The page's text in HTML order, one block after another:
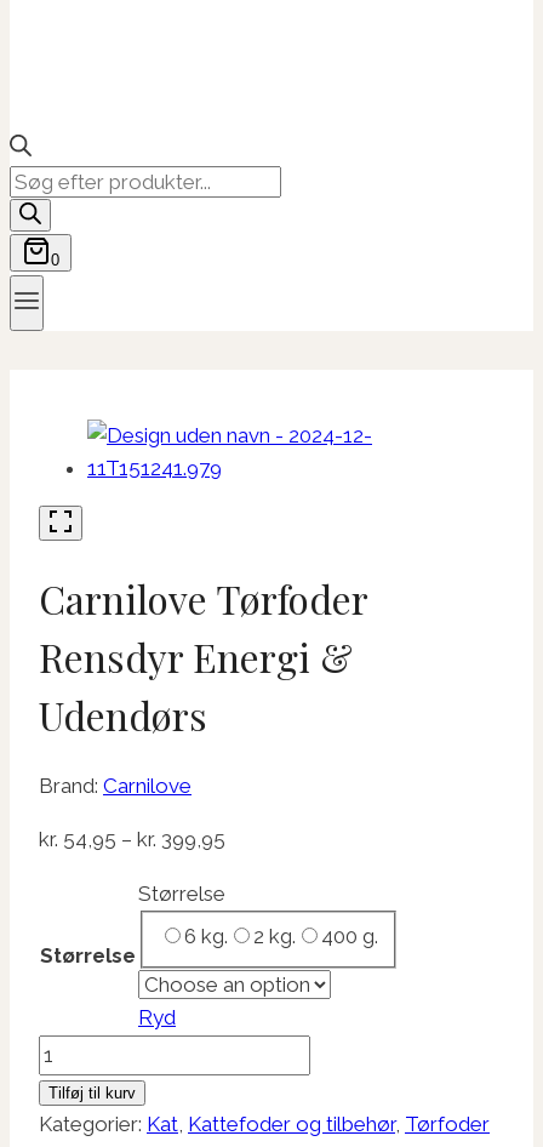
Products
search
0
Carnilove Tørfoder
Rensdyr Energi &
Udendørs
Brand: Carnilove
kr. 54,95 – kr. 399,95
kr. 399,95
Størrelse
Størrelse
6 kg.
2 kg. 400 g.
Ryd
Carnilove
Tørfoder
Rensdyr
Tilføj til kurv
Kategorier: Kat, Kattefoder og tilbehør, Tørfoder